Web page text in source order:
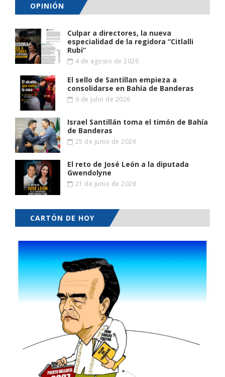
OPINIÓN
Culpar a directores, la nueva
especialidad de la regidora “Citlalli
Rubi”
4 de agosto de 2026
El sello de Santillan empieza a
consolidarse en Bahía de Banderas
9 de julio de 2026
Israel Santillán toma el timón de Bahía
de Banderas
25 de junio de 2026
El reto de José León a la diputada
Gwendolyne
21 de junio de 2026
CARTÓN DE HOY